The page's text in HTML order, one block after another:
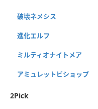
破壊ネメシス
進化エルフ
ミルティオナイトメア
アミュレットビショップ
2Pick